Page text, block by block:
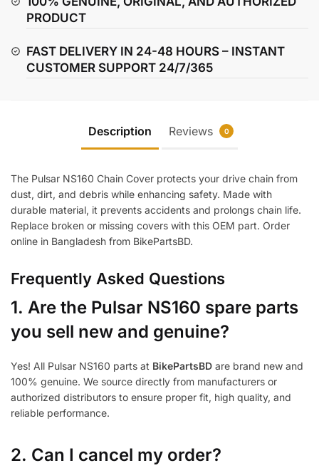
PRODUCT
FAST DELIVERY IN 24-48 HOURS – INSTANT
CUSTOMER SUPPORT 24/7/365
Description Reviews 0
The Pulsar NS160 Chain Cover protects your drive chain from
dust, dirt, and debris while enhancing safety. Made with
durable material, it prevents accidents and prolongs chain life.
Replace broken or missing covers with this OEM part. Order
online in Bangladesh from BikePartsBD.
Frequently Asked Questions
1. Are the Pulsar NS160 spare parts
you sell new and genuine?
Yes! All Pulsar NS160 parts at BikePartsBD are brand new and
100% genuine. We source directly from manufacturers or
authorized distributors to ensure proper fit, high quality, and
reliable performance.
2. Can I cancel my order?